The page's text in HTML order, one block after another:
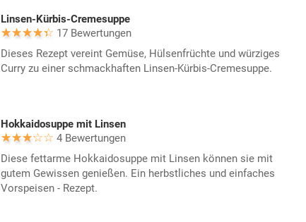
Linsen-Kürbis-Cremesuppe
17 Bewertungen
Dieses Rezept vereint Gemüse, Hülsenfrüchte und würziges
Curry zu einer schmackhaften Linsen-Kürbis-Cremesuppe.
Hokkaidosuppe mit Linsen
4 Bewertungen
Diese fettarme Hokkaidosuppe mit Linsen können sie mit
gutem Gewissen genießen. Ein herbstliches und einfaches
Vorspeisen - Rezept.